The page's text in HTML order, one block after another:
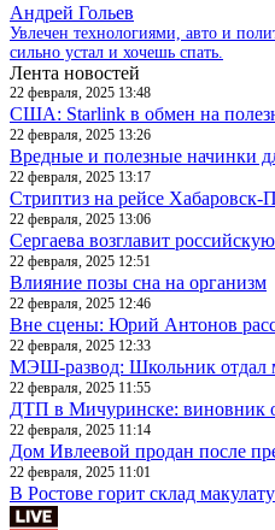
Андрей Гольев
Увлечен технологиями, авто и
сильно устал и хочешь спать.
Лента новостей
22 февраля, 2025 13:48
США: Starlink в обмен на
22 февраля, 2025 13:26
Вредные и полезные начинки
22 февраля, 2025 13:17
Стриптиз на рейсе Хабаровск-
22 февраля, 2025 13:06
Сергаева возглавит
22 февраля, 2025 12:51
Влияние позы сна на организм
22 февраля, 2025 12:46
Вне сцены: Юрий Антонов
22 февраля, 2025 12:33
МЭШ-развод: Школьник отдал
22 февраля, 2025 11:55
ДТП в Мичуринске: виновник
22 февраля, 2025 11:14
Дом Ивлеевой продан после
22 февраля, 2025 11:01
В Ростове горит склад